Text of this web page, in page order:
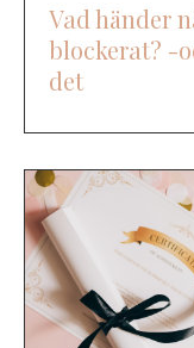
Vad händer
blockerat? -
det